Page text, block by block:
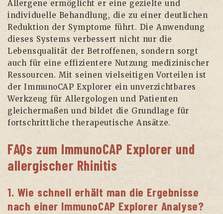
Allergene ermöglicht er eine gezielte und
individuelle Behandlung, die zu einer deutlichen
Reduktion der Symptome führt. Die Anwendung
dieses Systems verbessert nicht nur die
Lebensqualität der Betroffenen, sondern sorgt
auch für eine effizientere Nutzung medizinischer
Ressourcen. Mit seinen vielseitigen Vorteilen ist
der ImmunoCAP Explorer ein unverzichtbares
Werkzeug für Allergologen und Patienten
gleichermaßen und bildet die Grundlage für
fortschrittliche therapeutische Ansätze.
FAQs zum ImmunoCAP Explorer und
allergischer Rhinitis
1. Wie schnell erhält man die Ergebnisse
nach einer ImmunoCAP Explorer Analyse?